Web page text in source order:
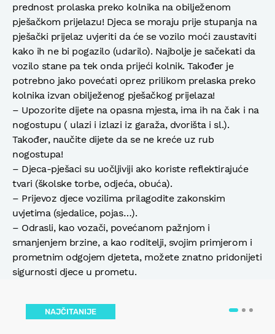
prednost prolaska preko kolnika na obilježenom
pješačkom prijelazu! Djeca se moraju prije stupanja na
pješački prijelaz uvjeriti da će se vozilo moći zaustaviti
kako ih ne bi pogazilo (udarilo). Najbolje je sačekati da
vozilo stane pa tek onda prijeći kolnik. Također je
potrebno jako povećati oprez prilikom prelaska preko
kolnika izvan obilježenog pješačkog prijelaza!
– Upozorite dijete na opasna mjesta, ima ih na čak i na
nogostupu ( ulazi i izlazi iz garaža, dvorišta i sl.).
Također, naučite dijete da se ne kreće uz rub
nogostupa!
– Djeca-pješaci su uočljiviji ako koriste reflektirajuće
tvari (školske torbe, odjeća, obuća).
– Prijevoz djece vozilima prilagodite zakonskim
uvjetima (sjedalice, pojas…).
– Odrasli, kao vozači, povećanom pažnjom i
smanjenjem brzine, a kao roditelji, svojim primjerom i
prometnim odgojem djeteta, možete znatno pridonijeti
sigurnosti djece u prometu.
NAJČITANIJE